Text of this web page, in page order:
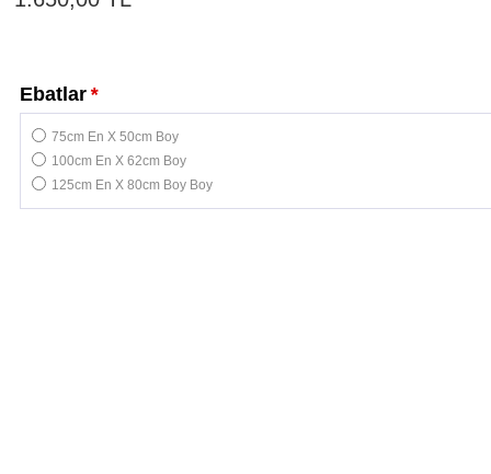
*
Ebatlar
75cm En X 50cm Boy
100cm En X 62cm Boy
125cm En X 80cm Boy Boy